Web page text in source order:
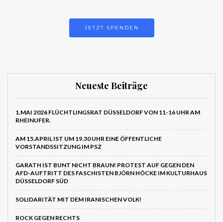
JETZT SPENDEN
Neueste Beiträge
1.MAI 2026 FLÜCHTLINGSRAT DÜSSELDORF VON 11-16 UHR AM
RHEINUFER.
AM 15.APRIL IST UM 19.30 UHR EINE ÖFFENTLICHE
VORSTANDSSITZUNG IM PSZ
GARATH IST BUNT NICHT BRAUN! PROTEST AUF GEGEN DEN
AFD-AUFTRITT DES FASCHISTEN BJÖRN HÖCKE IM KULTURHAUS
DÜSSELDORF SÜD
SOLIDARITÄT MIT DEM IRANISCHEN VOLK!
ROCK GEGEN RECHTS